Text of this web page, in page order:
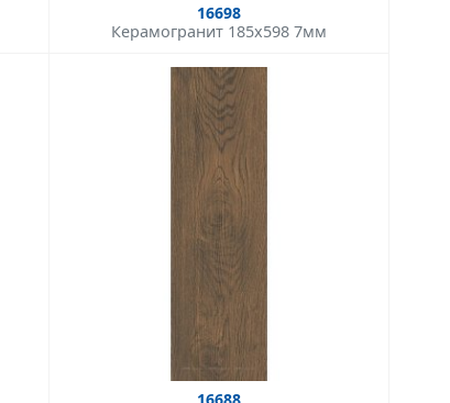
16698
Керамогранит 185x598 7мм
16688